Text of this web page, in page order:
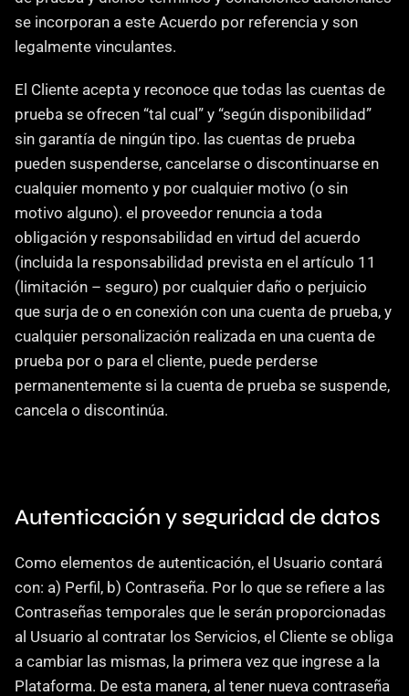
se incorporan a este Acuerdo por referencia y son
legalmente vinculantes.
El Cliente acepta y reconoce que todas las cuentas de
prueba se ofrecen “tal cual” y “según disponibilidad”
sin garantía de ningún tipo. las cuentas de prueba
pueden suspenderse, cancelarse o discontinuarse en
cualquier momento y por cualquier motivo (o sin
motivo alguno). el proveedor renuncia a toda
obligación y responsabilidad en virtud del acuerdo
(incluida la responsabilidad prevista en el artículo 11
(limitación – seguro) por cualquier daño o perjuicio
que surja de o en conexión con una cuenta de prueba, y
cualquier personalización realizada en una cuenta de
prueba por o para el cliente, puede perderse
permanentemente si la cuenta de prueba se suspende,
cancela o discontinúa.
Autenticación y seguridad de datos
Como elementos de autenticación, el Usuario contará
con: a) Perfil, b) Contraseña. Por lo que se refiere a las
Contraseñas temporales que le serán proporcionadas
al Usuario al contratar los Servicios, el Cliente se obliga
a cambiar las mismas, la primera vez que ingrese a la
Plataforma. De esta manera, al tener nueva contraseña